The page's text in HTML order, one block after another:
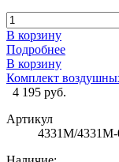
В корзину
Подробнее
В корзину
Комплект
4 195 руб.
Артикул
4331M/4331M-